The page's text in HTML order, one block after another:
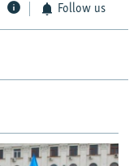
Follow us